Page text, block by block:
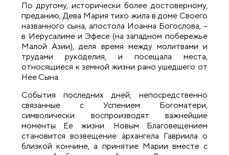
По другому, исторически более достоверному,
преданию, Дева Мария тихо жила в доме Своего
названного сына, апостола Иоанна Богослова, –
в Иерусалиме и Эфесе (на западном побережье
Малой Азии), деля время между молитвами и
трудами рукоделия, и посещала места,
относящиеся к земной жизни рано ушедшего от
Нее Сына.
События последних дней, непосредственно
связанные с Успением Богоматери,
символически воспроизводят важнейшие
моменты Ее жизни. Новым Благовещением
становится возвещение архангела Гавриила о
близкой кончине, а принятие Марии вместе с